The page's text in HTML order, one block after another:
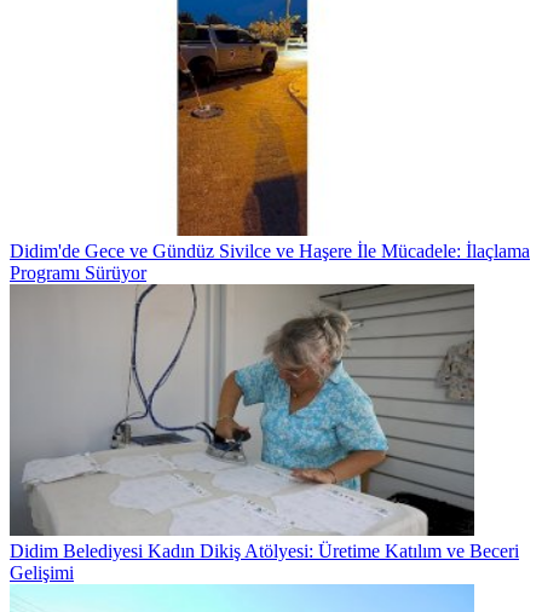
Didim'de Gece ve Gündüz Sivilce ve Haşere İle Mücadele: İlaçlama
Programı Sürüyor
Didim Belediyesi Kadın Dikiş Atölyesi: Üretime Katılım ve Beceri
Gelişimi